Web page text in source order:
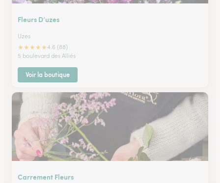
Fleurs D’uzes
Uzes
★★★★★4.6 (88)
5 boulevard des Alliés
Voir la boutique
Carrement Fleurs